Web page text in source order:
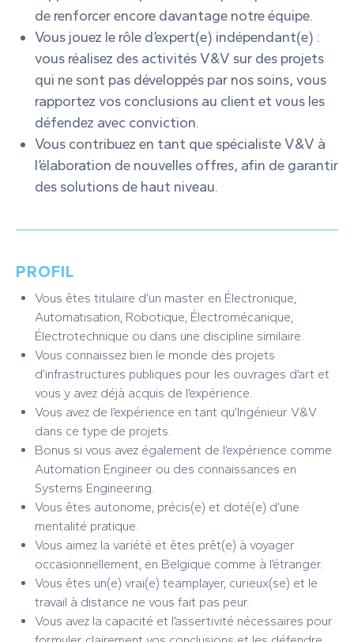
de renforcer encore davantage notre équipe.
Vous jouez le rôle d’expert(e) indépendant(e) :
vous réalisez des activités V&V sur des projets
qui ne sont pas développés par nos soins, vous
rapportez vos conclusions au client et vous les
défendez avec conviction.
Vous contribuez en tant que spécialiste V&V à
l’élaboration de nouvelles offres, afin de garantir
des solutions de haut niveau.
PROFIL
Vous êtes titulaire d’un master en Électronique,
Automatisation, Robotique, Électromécanique,
Électrotechnique ou dans une discipline similaire.
Vous connaissez bien le monde des projets
d’infrastructures publiques pour les ouvrages d’art et
vous y avez déjà acquis de l’expérience.
Vous avez de l’expérience en tant qu’Ingénieur V&V
dans ce type de projets.
Bonus si vous avez également de l’expérience comme
Automation Engineer ou des connaissances en
Systems Engineering.
Vous êtes autonome, précis(e) et doté(e) d’une
mentalité pratique.
Vous aimez la variété et êtes prêt(e) à voyager
occasionnellement, en Belgique comme à l’étranger.
Vous êtes un(e) vrai(e) teamplayer, curieux(se) et le
travail à distance ne vous fait pas peur.
Vous avez la capacité et l’assertivité nécessaires pour